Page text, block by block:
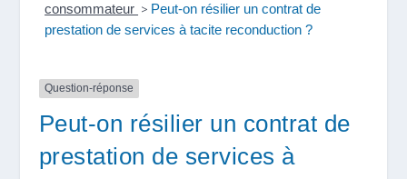
consommateur > Peut-on résilier un contrat de
prestation de services à tacite reconduction ?
Question-réponse
Peut-on résilier un contrat de
prestation de services à